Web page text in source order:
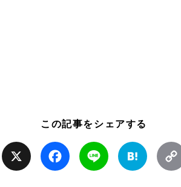
この記事をシェアする
Facebook Line Hatena